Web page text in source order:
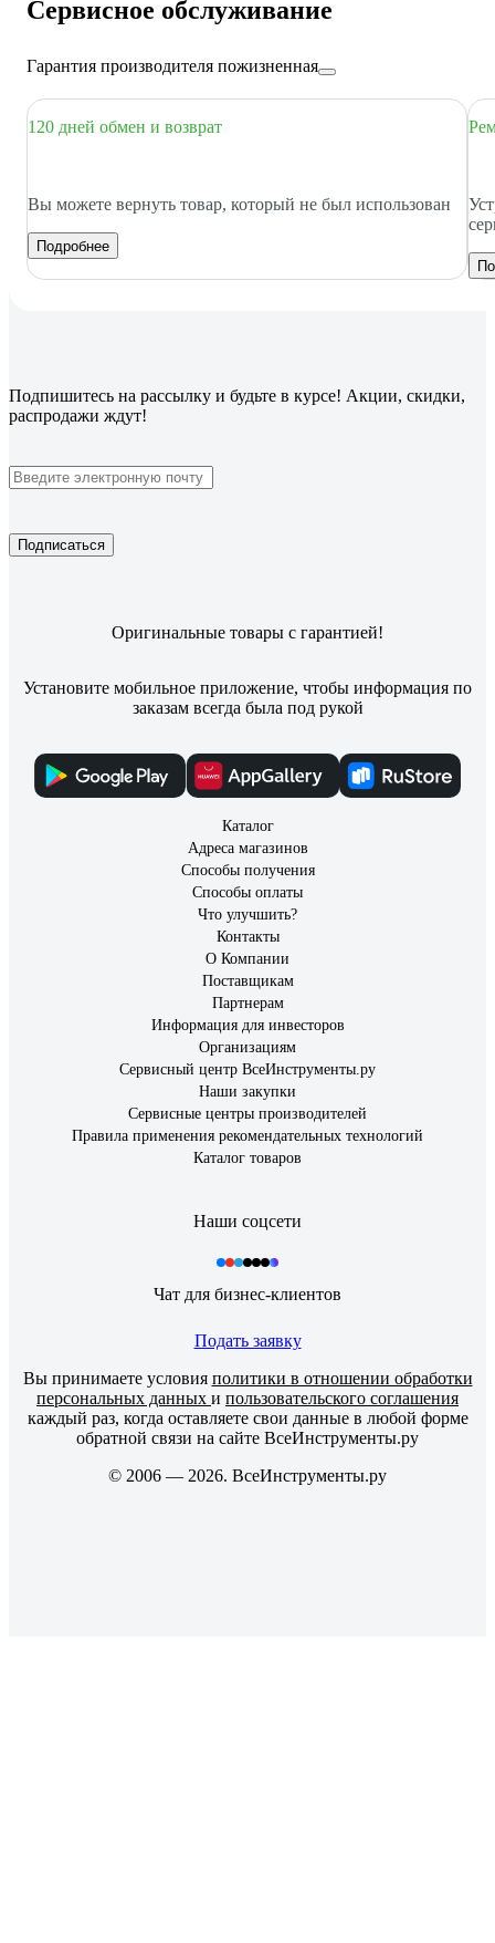
Сервисное обслуживание
Гарантия производителя пожизненная
120 дней обмен и возврат
Вы можете вернуть товар, который не был использован
Подробнее
Подпишитесь на рассылку и будьте в курсе! Акции, скидки,
распродажи ждут!
Подписаться
Оригинальные товары с гарантией!
Установите мобильное приложение, чтобы информация по
заказам всегда была под рукой
Каталог
Адреса магазинов
Способы получения
Способы оплаты
Что улучшить?
Контакты
О Компании
Поставщикам
Партнерам
Информация для инвесторов
Организациям
Сервисный центр ВсеИнструменты.ру
Наши закупки
Сервисные центры производителей
Правила применения рекомендательных технологий
Каталог товаров
Наши соцсети
Чат для бизнес-клиентов
Подать заявку
Вы принимаете условия политики в отношении обработки
персональных данных и пользовательского соглашения
каждый раз, когда оставляете свои данные в любой форме
обратной связи на сайте ВсеИнструменты.ру
© 2006 — 2026. ВсеИнструменты.ру